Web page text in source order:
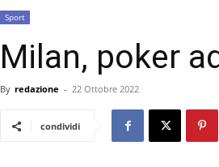
Sport
Milan, poker
By redazione - 22 Ottobre 2022
condividi